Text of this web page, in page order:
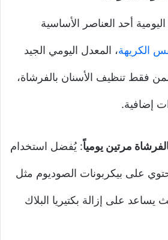
أحد العناصر الأساسية
الكريهة، المعدل اليومي الجيد
فقط تنظيف الأسنان بالفرشاة،
إضافية.
مرتين يومياً: يُفضل استخدام
على بيكربونات الصوديوم مثل
يساعد على إزالة بكتيريا البلاك